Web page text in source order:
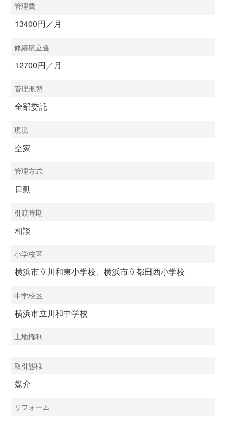
管理費
13400円／月
修繕積立金
12700円／月
管理形態
全部委託
現況
空家
管理方式
日勤
引渡時期
相談
小学校区
横浜市立川和東小学校、横浜市立都田西小学校
中学校区
横浜市立川和中学校
土地権利
取引態様
媒介
リフォーム